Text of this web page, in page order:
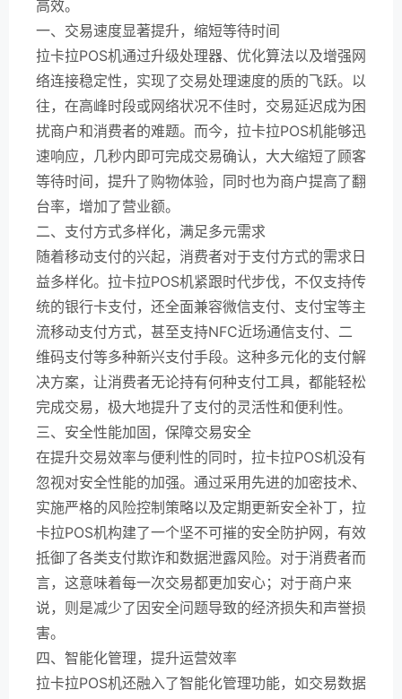
高效。
一、交易速度显著提升，缩短等待时间
拉卡拉POS机通过升级处理器、优化算法以及增强网
络连接稳定性，实现了交易处理速度的质的飞跃。以
往，在高峰时段或网络状况不佳时，交易延迟成为困
扰商户和消费者的难题。而今，拉卡拉POS机能够迅
速响应，几秒内即可完成交易确认，大大缩短了顾客
等待时间，提升了购物体验，同时也为商户提高了翻
台率，增加了营业额。
二、支付方式多样化，满足多元需求
随着移动支付的兴起，消费者对于支付方式的需求日
益多样化。拉卡拉POS机紧跟时代步伐，不仅支持传
统的银行卡支付，还全面兼容微信支付、支付宝等主
流移动支付方式，甚至支持NFC近场通信支付、二
维码支付等多种新兴支付手段。这种多元化的支付解
决方案，让消费者无论持有何种支付工具，都能轻松
完成交易，极大地提升了支付的灵活性和便利性。
三、安全性能加固，保障交易安全
在提升交易效率与便利性的同时，拉卡拉POS机没有
忽视对安全性能的加强。通过采用先进的加密技术、
实施严格的风险控制策略以及定期更新安全补丁，拉
卡拉POS机构建了一个坚不可摧的安全防护网，有效
抵御了各类支付欺诈和数据泄露风险。对于消费者而
言，这意味着每一次交易都更加安心；对于商户来
说，则是减少了因安全问题导致的经济损失和声誉损
害。
四、智能化管理，提升运营效率
拉卡拉POS机还融入了智能化管理功能，如交易数据